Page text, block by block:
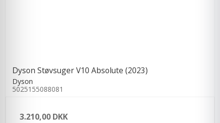
Dyson Støvsuger V10 Absolute (2023)
Dyson
5025155088081
3.210,00 DKK